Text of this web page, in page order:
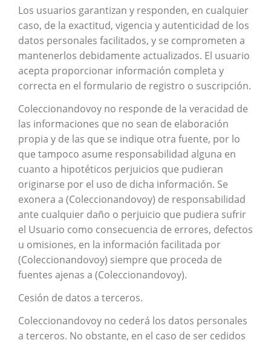
Los usuarios garantizan y responden, en cualquier
caso, de la exactitud, vigencia y autenticidad de los
datos personales facilitados, y se comprometen a
mantenerlos debidamente actualizados. El usuario
acepta proporcionar información completa y
correcta en el formulario de registro o suscripción.
Coleccionandovoy no responde de la veracidad de
las informaciones que no sean de elaboración
propia y de las que se indique otra fuente, por lo
que tampoco asume responsabilidad alguna en
cuanto a hipotéticos perjuicios que pudieran
originarse por el uso de dicha información. Se
exonera a (Coleccionandovoy) de responsabilidad
ante cualquier daño o perjuicio que pudiera sufrir
el Usuario como consecuencia de errores, defectos
u omisiones, en la información facilitada por
(Coleccionandovoy) siempre que proceda de
fuentes ajenas a (Coleccionandovoy).
Cesión de datos a terceros.
Coleccionandovoy no cederá los datos personales
a terceros. No obstante, en el caso de ser cedidos